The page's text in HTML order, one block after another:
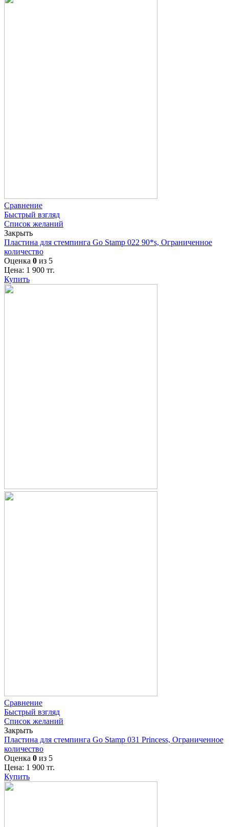
Сравнение
Быстрый взгляд
Список желаний
Закрыть
Пластина для стемпинга Go Stamp 022 90*s, Ограниченное
количество
Оценка 0 из 5
Цена: 1 900 тг.
Купить
Сравнение
Быстрый взгляд
Список желаний
Закрыть
Пластина для стемпинга Go Stamp 031 Princess, Ограниченное
количество
Оценка 0 из 5
Цена: 1 900 тг.
Купить